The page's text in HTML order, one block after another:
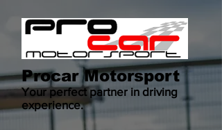
Procar Motorsport
Your perfect partner in driving
experience.